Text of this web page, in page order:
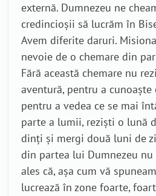
externă. Dumnezeu ne
credincioșii să lucrăm în
Avem diferite daruri.
nevoie de o chemare din
Fără această chemare nu
aventură, pentru a
pentru a vedea ce se mai
parte a lumii, reziști o lună
dinți și mergi două luni de
din partea lui Dumnezeu
ales că, așa cum vă
lucrează în zone foarte,